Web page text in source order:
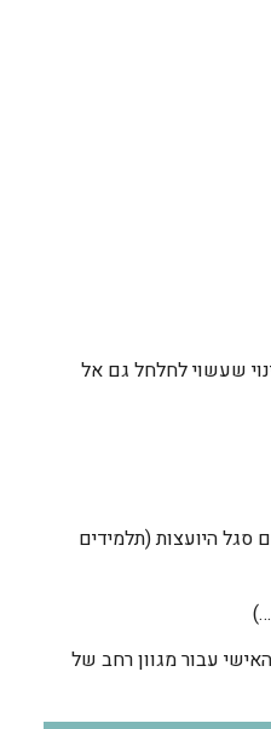
שעשוי לחלחל גם אל
עם סגל היועצות (תלמידים
עבור מגוון רחב של